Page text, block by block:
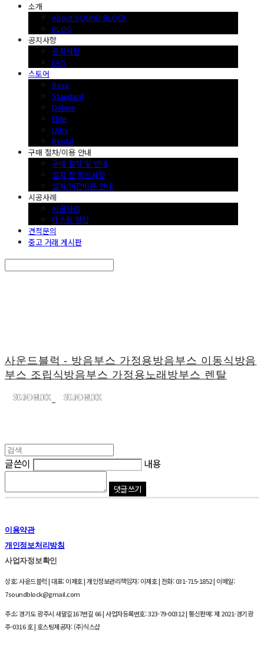
소개
About SOUND BLOCK
BLOG
공지사항
공지사항
FAQ
스토어
Basic
Standard
Deluxe
Elite
Ultra
Rental
구매 절차/이용 안내
구매 절차 및 안내
설치 전 확인사항
설치/이전비용 안내
시공사례
시공사례
테스트 영상
견적문의
중고 거래 게시판
사운드블럭 - 방음부스 가정용방음부스 이동식방음
부스 조립식방음부스 가정용노래방부스 렌탈
글쓴이 내용
댓글 쓰기
이용약관
개인정보처리방침
사업자정보확인
상호: 사운드블럭 | 대표: 이제호 | 개인정보관리책임자: 이제호 | 전화: 031-715-1852 | 이메일:
7soundblock@gmail.com
주소: 경기도 광주시 새말길167번길 66 | 사업자등록번호:323-79-00312| 통신판매:제 2021-경기광
주-0316 호| 호스팅제공자: (주)식스샵